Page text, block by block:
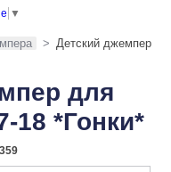
▼
> Детский джемпер
для
18 *Гонки*